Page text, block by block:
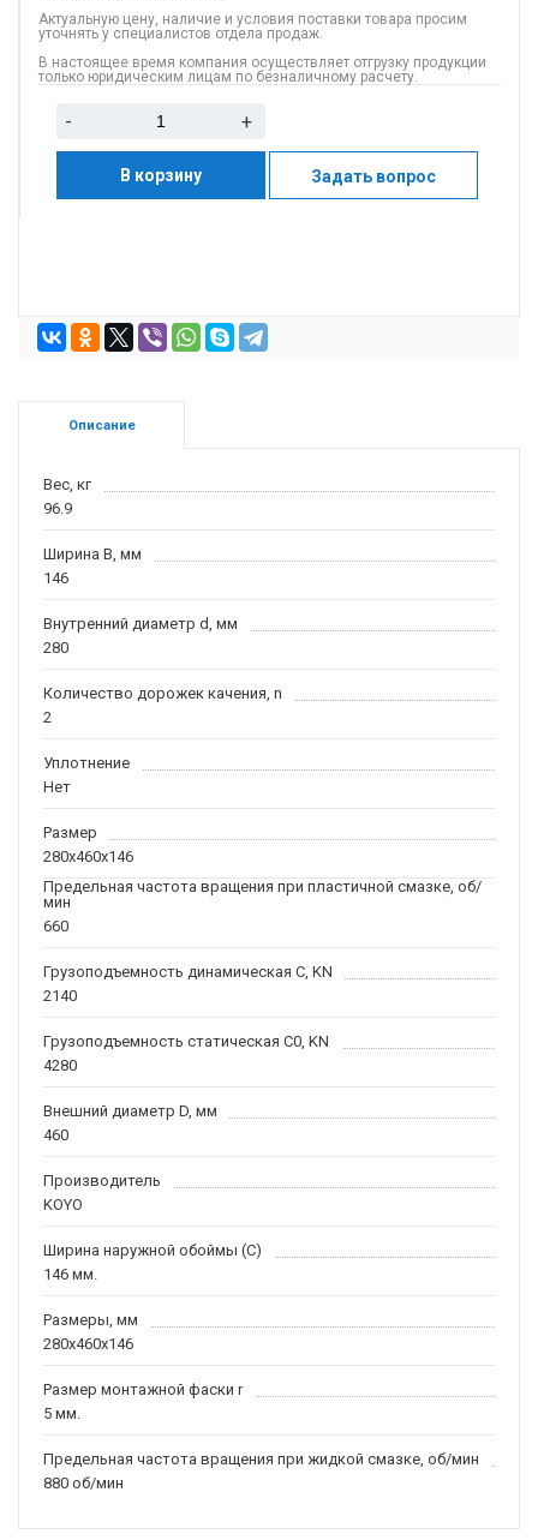
Актуальную цену, наличие и условия поставки товара просим
уточнять у специалистов отдела продаж.
В настоящее время компания осуществляет отгрузку продукции
только юридическим лицам по безналичному расчету.
- +
В корзину Задать вопрос
Описание
Вес, кг
96.9
Ширина B, мм
146
Внутренний диаметр d, мм
280
Количество дорожек качения, n
2
Уплотнение
Нет
Размер
280x460x146
Предельная частота вращения при пластичной смазке, об/
мин
660
Грузоподъемность динамическая C, KN
2140
Грузоподъемность статическая C0, KN
4280
Внешний диаметр D, мм
460
Производитель
KOYO
Ширина наружной обоймы (C)
146 мм.
Размеры, мм
280x460x146
Размер монтажной фаски r
5 мм.
Предельная частота вращения при жидкой смазке, об/мин
880 об/мин